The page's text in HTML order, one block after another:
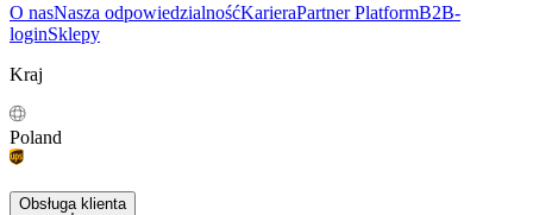
O nasNasza odpowiedzialnośćKarieraPartner PlatformB2B-
loginSklepy
Kraj
Poland
Obsługa klienta